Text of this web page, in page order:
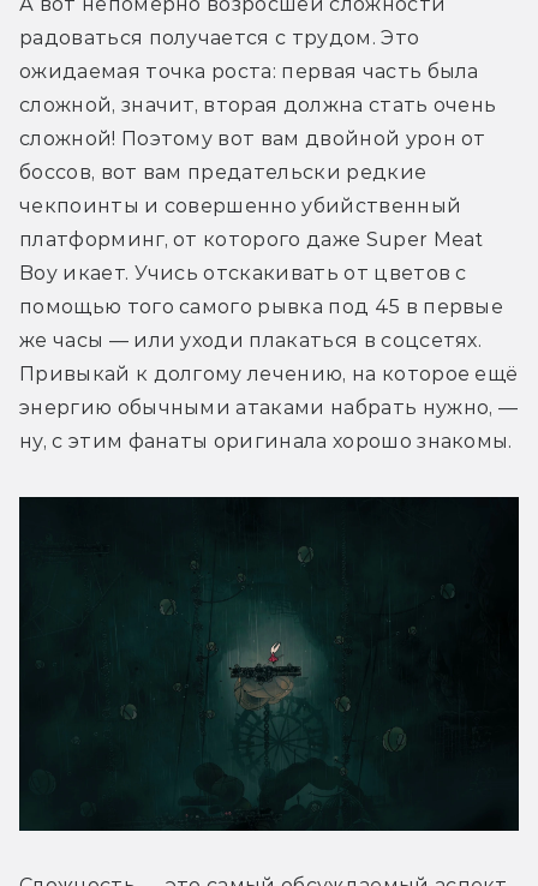
радоваться получается с трудом. Это
ожидаемая точка роста: первая часть была
сложной, значит, вторая должна стать очень
сложной! Поэтому вот вам двойной урон от
боссов, вот вам предательски редкие
чекпоинты и совершенно убийственный
платформинг, от которого даже Super Meat
Boy икает. Учись отскакивать от цветов с
помощью того самого рывка под 45 в первые
же часы — или уходи плакаться в соцсетях.
Привыкай к долгому лечению, на которое ещё
энергию обычными атаками набрать нужно, —
ну, с этим фанаты оригинала хорошо знакомы.